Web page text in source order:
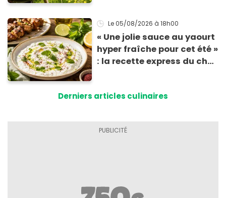
Le 05/08/2026 à 18h00
« Une jolie sauce au yaourt
hyper fraîche pour cet été »
: la recette express du chef
grillades
Derniers articles culinaires